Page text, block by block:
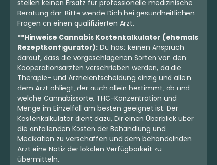
stellen keinen Ersatz für professionelle medizinische
Beratung dar. Bitte wende Dich bei gesundheitlichen
Fragen an einen qualifizierten Arzt.
**Hinweise Cannabis Kostenkalkulator (ehemals
Rezeptkonfigurator): Du hast keinen Anspruch
darauf, dass die vorgeschlagenen Sorten von den
Kooperationsärzten verschrieben werden, da die
Therapie- und Arzneientscheidung einzig und allein
dem Arzt obliegt, der auch allein bestimmt, ob und
welche Cannabissorte, THC-Konzentration und
Menge im Einzelfall am besten geeignet ist. Der
Kostenkalkulator dient dazu, Dir einen Überblick über
die anfallenden Kosten der Behandlung und
Medikation zu verschaffen und dem behandelnden
Arzt eine Notiz der lokalen Verfügbarkeit zu
übermitteln.